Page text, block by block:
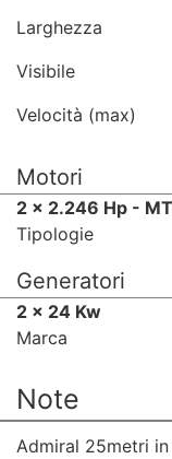
Larghezza
Visibile
Velocità (max)
Motori
2 x 2.246 Hp -
Tipologie
Generatori
2 x 24 Kw
Marca
Note
Admiral 25metri